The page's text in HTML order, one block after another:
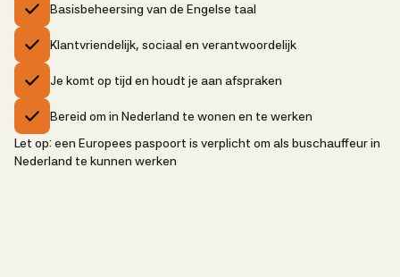
Basisbeheersing van de Engelse taal
Klantvriendelijk, sociaal en verantwoordelijk
Je komt op tijd en houdt je aan afspraken
Bereid om in Nederland te wonen en te werken
Let op: een Europees paspoort is verplicht om als buschauffeur in
Nederland te kunnen werken